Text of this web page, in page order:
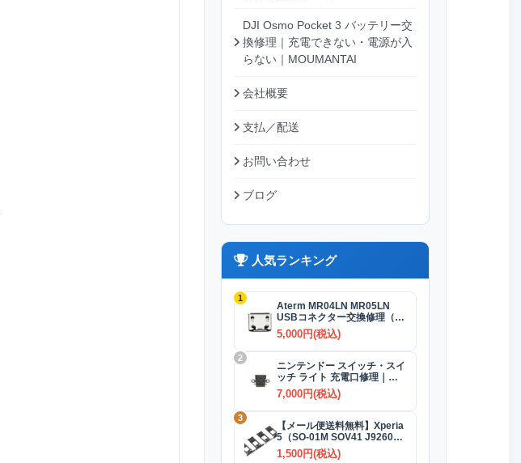
DJI Osmo Pocket 3 バッテリー交
換修理｜充電できない・電源が入
らない｜MOUMANTAI
会社概要
支払／配送
お問い合わせ
ブログ
人気ランキング
1
Aterm MR04LN MR05LN
USBコネクター交換修理（充
電）
5,000円(税込)
2
ニンテンドー スイッチ・スイ
ッチ ライト 充電口修理｜
USB-Cコネクター 交換修理
7,000円(税込)
3
【メール便送料無料】Xperia
5（SO-01M SOV41 J9260）
SIMカードトレイ 全4色
1,500円(税込)